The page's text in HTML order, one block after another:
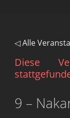
◁ Alle
Diese
9 –